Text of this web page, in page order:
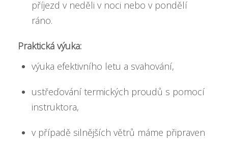
příjezd v neděli v noci nebo v pondělí
ráno.
Praktická výuka:
výuka efektivního letu a svahování,
ustřeďování termických proudů s pomocí
instruktora,
v případě silnějších větrů máme připraven